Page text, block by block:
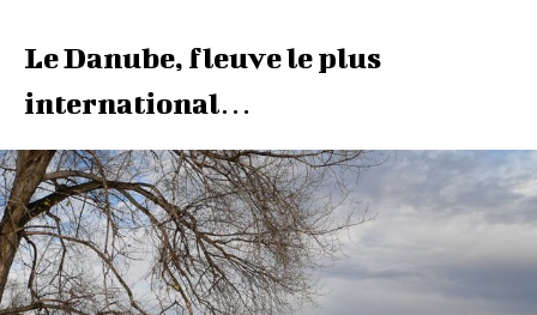
Le Danube, fleuve le plus
international…